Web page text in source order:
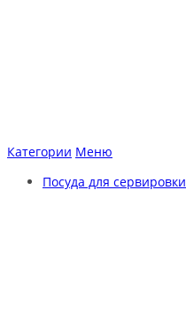
Категории Меню
Посуда для сервировки